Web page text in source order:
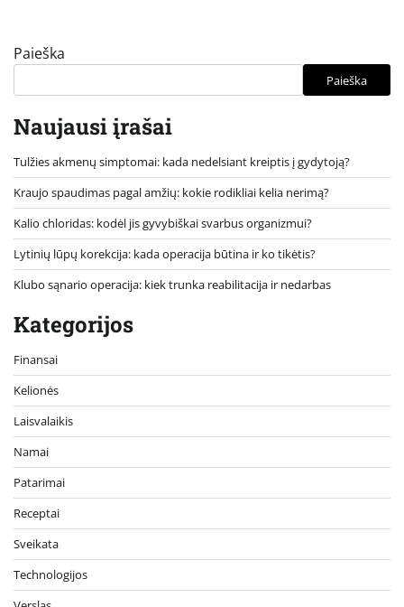
Paieška
Paieška
Naujausi įrašai
Tulžies akmenų simptomai: kada nedelsiant kreiptis į gydytoją?
Kraujo spaudimas pagal amžių: kokie rodikliai kelia nerimą?
Kalio chloridas: kodėl jis gyvybiškai svarbus organizmui?
Lytinių lūpų korekcija: kada operacija būtina ir ko tikėtis?
Klubo sąnario operacija: kiek trunka reabilitacija ir nedarbas
Kategorijos
Finansai
Kelionės
Laisvalaikis
Namai
Patarimai
Receptai
Sveikata
Technologijos